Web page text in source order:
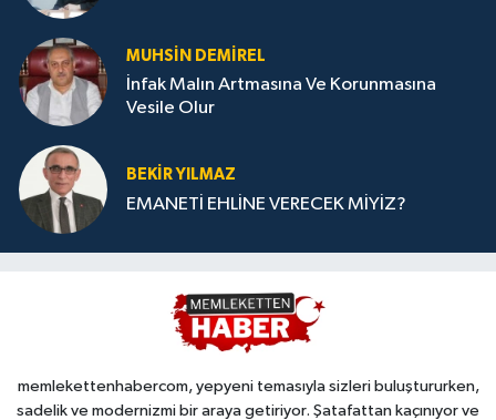
MUHSIN DEMIREL
İnfak Malın Artmasına Ve Korunmasına
Vesile Olur
BEKIR YILMAZ
EMANETİ EHLİNE VERECEK MİYİZ?
memlekettenhabercom, yepyeni temasıyla sizleri buluştururken,
sadelik ve modernizmi bir araya getiriyor. Şatafattan kaçınıyor ve